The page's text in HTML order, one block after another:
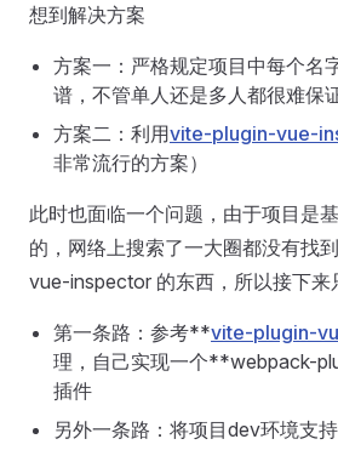
想到解决方案
方案一：严格规定项目中每个名
谱，不管单人还是多人都很难保
方案二：利用vite-plugin-vue-
非常流行的方案）
此时也面临一个问题，由于项目是
的，网络上搜索了一大圈都没有找
vue-inspector 的东西，所以接下来
第一条路：参考**vite-plugin-
理，自己实现一个**webpack-
插件
另外一条路：将项目dev环境支